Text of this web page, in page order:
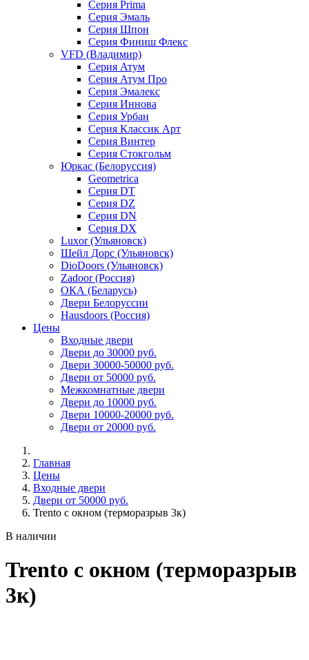
Серия Prima
Серия Эмаль
Серия Шпон
Серия Финиш Флекс
VFD (Владимир)
Серия Атум
Серия Атум Про
Серия Эмалекс
Серия Иннова
Серия Урбан
Серия Классик Арт
Серия Винтер
Серия Стокгольм
Юркас (Белоруссия)
Geometrica
Серия DT
Серия DZ
Серия DN
Серия DX
Luxor (Ульяновск)
Шейл Дорс (Ульяновск)
DioDoors (Ульяновск)
Zadoor (Россия)
ОКА (Беларусь)
Двери Белоруссии
Hausdoors (Россия)
Цены
Входные двери
Двери до 30000 руб.
Двери 30000-50000 руб.
Двери от 50000 руб.
Межкомнатные двери
Двери до 10000 руб.
Двери 10000-20000 руб.
Двери от 20000 руб.
Главная
Цены
Входные двери
Двери от 50000 руб.
Trento с окном (терморазрыв 3к)
В наличии
Trento с окном (терморазрыв
3к)